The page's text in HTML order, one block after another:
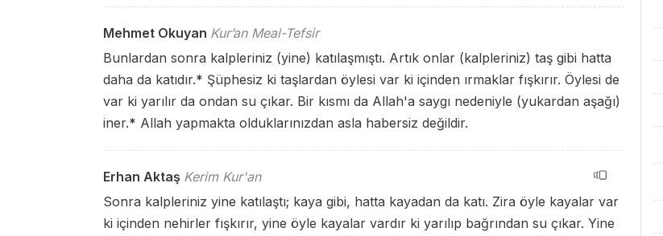
Mehmet Okuyan Kur’an Meal-Tefsir
Bunlardan sonra kalpleriniz (yine) katılaşmıştı. Artık onlar (kalpleriniz) taş gibi hatta
daha da katıdır.* Şüphesiz ki taşlardan öylesi var ki içinden ırmaklar fışkırır. Öylesi de
var ki yarılır da ondan su çıkar. Bir kısmı da Allah'a saygı nedeniyle (yukardan aşağı)
iner.* Allah yapmakta olduklarınızdan asla habersiz değildir.
Erhan Aktaş Kerim Kur'an
Sonra kalpleriniz yine katılaştı; kaya gibi, hatta kayadan da katı. Zira öyle kayalar var
ki içinden nehirler fışkırır, yine öyle kayalar vardır ki yarılıp bağrından su çıkar. Yine